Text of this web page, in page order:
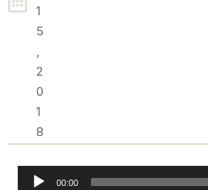
1
5
,
2
0
1
8
Reproductor
00:00